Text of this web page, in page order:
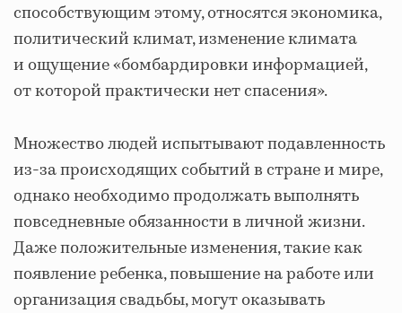
способствующим этому, относятся экономика,
политический климат, изменение климата
и ощущение «бомбардировки информацией,
от которой практически нет спасения».
Множество людей испытывают подавленность
из-за происходящих событий в стране и мире,
однако необходимо продолжать выполнять
повседневные обязанности в личной жизни.
Даже положительные изменения, такие как
появление ребенка, повышение на работе или
организация свадьбы, могут оказывать